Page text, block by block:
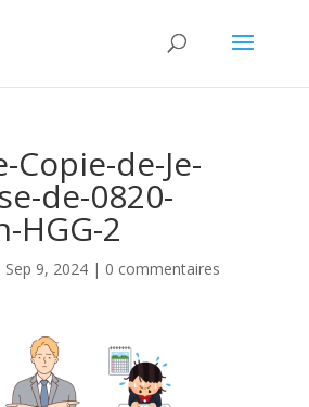
Copie-de-Je-
de-0820-
HGG-2
Sep 9, 2024| 0 commentaires